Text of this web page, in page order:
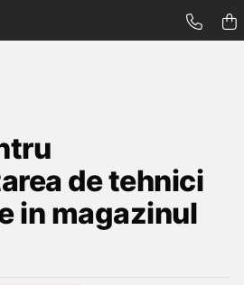
de tehnici
in magazinul